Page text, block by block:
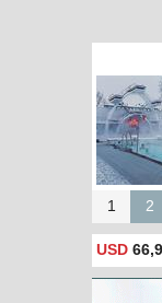
1 2
USD